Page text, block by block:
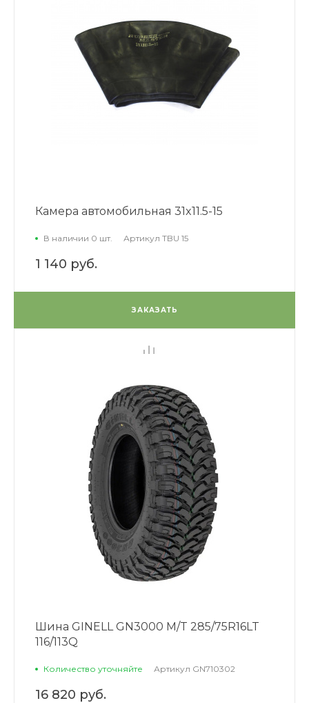
Камера автомобильная 31x11.5-15
В наличии 0 шт. Артикул TBU 15
1 140 руб.
ЗАКАЗАТЬ
Шина GINELL GN3000 M/T 285/75R16LT
116/113Q
Количество уточняйте Артикул GN710302
16 820 руб.